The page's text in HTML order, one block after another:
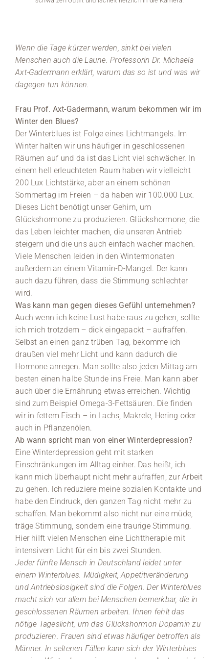
Wenn die Tage kürzer werden, sinkt bei vielen
Menschen auch die Laune. Professorin Dr. Michaela
Axt-Gadermann erklärt, warum das so ist und was wir
dagegen tun können.
Frau Prof. Axt-Gadermann, warum bekommen wir im
Winter den Blues?
Der Winterblues ist Folge eines Lichtmangels. Im
Winter halten wir uns häufiger in geschlossenen
Räumen auf und da ist das Licht viel schwächer. In
einem hell erleuchteten Raum haben wir vielleicht
200 Lux Lichtstärke, aber an einem schönen
Sommertag im Freien – da haben wir 100.000 Lux.
Dieses Licht benötigt unser Gehirn, um
Glückshormone zu produzieren. Glückshormone, die
das Leben leichter machen, die unseren Antrieb
steigern und die uns auch einfach wacher machen.
Viele Menschen leiden in den Wintermonaten
außerdem an einem Vitamin-D-Mangel. Der kann
auch dazu führen, dass die Stimmung schlechter
wird.
Was kann man gegen dieses Gefühl unternehmen?
Auch wenn ich keine Lust habe raus zu gehen, sollte
ich mich trotzdem – dick eingepackt – aufraffen.
Selbst an einen ganz trüben Tag, bekomme ich
draußen viel mehr Licht und kann dadurch die
Hormone anregen. Man sollte also jeden Mittag am
besten einen halbe Stunde ins Freie. Man kann aber
auch über die Ernährung etwas erreichen. Wichtig
sind zum Beispiel Omega-3-Fettsäuren. Die finden
wir in fettem Fisch – in Lachs, Makrele, Hering oder
auch in Pflanzenölen.
Ab wann spricht man von einer Winterdepression?
Eine Winterdepression geht mit starken
Einschränkungen im Alltag einher. Das heißt, ich
kann mich überhaupt nicht mehr aufraffen, zur Arbeit
zu gehen. Ich reduziere meine sozialen Kontakte und
habe den Eindruck, den ganzen Tag nicht mehr zu
schaffen. Man bekommt also nicht nur eine müde,
träge Stimmung, sondern eine traurige Stimmung.
Hier hilft vielen Menschen eine Lichttherapie mit
intensivem Licht für ein bis zwei Stunden.
Jeder fünfte Mensch in Deutschland leidet unter
einem Winterblues. Müdigkeit, Appetitveränderung
und Antriebslosigkeit sind die Folgen. Der Winterblues
macht sich vor allem bei Menschen bemerkbar, die in
geschlossenen Räumen arbeiten. Ihnen fehlt das
nötige Tageslicht, um das Glückshormon Dopamin zu
produzieren. Frauen sind etwas häufiger betroffen als
Männer. In seltenen Fällen kann sich der Winterblues